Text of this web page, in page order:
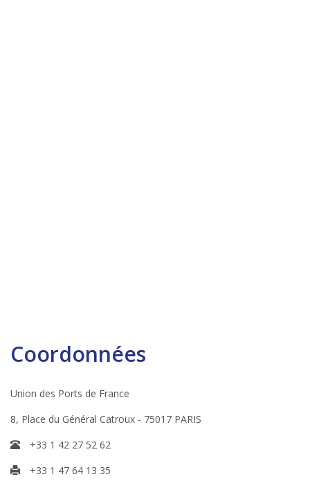
Coordonnées
Union des Ports de France
8, Place du Général Catroux - 75017 PARIS
+33 1 42 27 52 62
+33 1 47 64 13 35